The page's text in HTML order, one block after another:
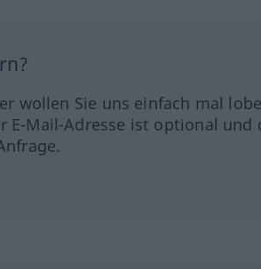
wollen Sie uns einfach mal
E-Mail-Adresse ist optional und